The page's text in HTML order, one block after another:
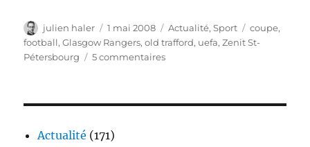
Auteur
julien haler
Publié
le
1 mai 2008 Catégories
Actualité,Sport Étiquettes
coupe,
football,Glasgow Rangers,old trafford, uefa,Zenit St-
Pétersbourg
5 commentairessur
Actualité (171)